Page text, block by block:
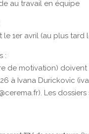
au travail en équipe
1er avril (au plus tard
:
de motivation)
à Ivana Durickovic
Les